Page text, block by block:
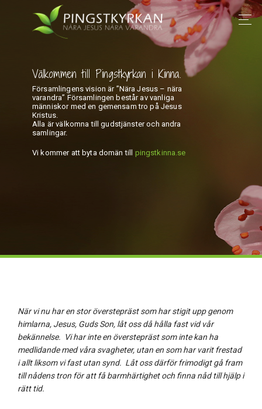
Välkommen till Pingstkyrkan i Kinna.
Församlingens vision är ”Nära Jesus – nära
varandra” Församlingen består av vanliga
människor med en gemensam tro på Jesus
Kristus.
Alla är välkomna till gudstjänster och andra
samlingar.
Vi kommer att byta domän till pingstkinna.se
När vi nu har en stor överstepräst som har stigit upp genom
himlarna, Jesus, Guds Son, låt oss då hålla fast vid vår
bekännelse. Vi har inte en överstepräst som inte kan ha
medlidande med våra svagheter, utan en som har varit frestad
i allt liksom vi fast utan synd. Låt oss därför frimodigt gå fram
till nådens tron för att få barmhärtighet och finna nåd till hjälp i
rätt tid.